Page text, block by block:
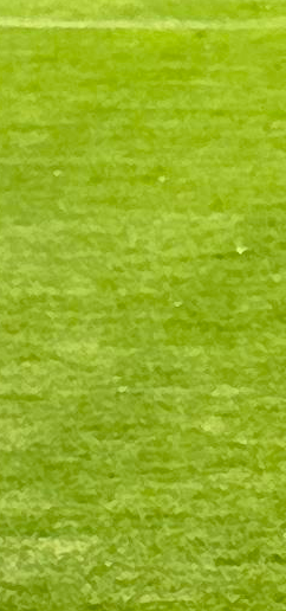
za Papu Franju u
Široki blizu opasne